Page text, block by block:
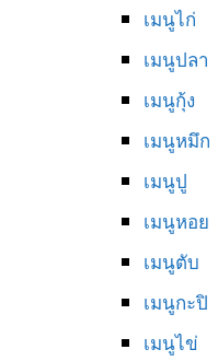
เมนูไก่
เมนูปลา
เมนูกุ้ง
เมนูหมึก
เมนูปู
เมนูหอย
เมนูตับ
เมนูกะปิ
เมนูไข่